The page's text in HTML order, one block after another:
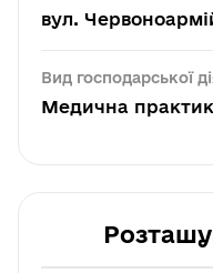
вул.
Вид господарської
Медична